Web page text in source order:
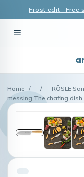
Frost edit · Free
Home / /
RÖSLE
messing The chafing dish